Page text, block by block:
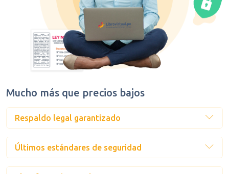
Mucho más que precios bajos
Respaldo legal garantizado
Últimos estándares de seguridad